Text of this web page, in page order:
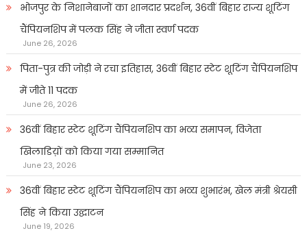
भोजपुर के निशानेबाजों का शानदार प्रदर्शन, 36वीं बिहार राज्य शूटिंग
चैंपियनशिप में पलक सिंह ने जीता स्वर्ण पदक
June 26, 2026
पिता-पुत्र की जोड़ी ने रचा इतिहास, 36वीं बिहार स्टेट शूटिंग चैंपियनशिप
में जीते 11 पदक
June 26, 2026
36वीं बिहार स्टेट शूटिंग चैंपियनशिप का भव्य समापन, विजेता
खिलाडिय़ों को किया गया सम्मानित
June 23, 2026
36वीं बिहार स्टेट शूटिंग चैंपियनशिप का भव्य शुभारंभ, खेल मंत्री श्रेयसी
सिंह ने किया उद्घाटन
June 19, 2026